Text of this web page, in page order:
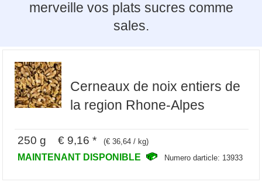
merveille vos plats sucres comme
sales.
Cerneaux de noix entiers de
la region Rhone-Alpes
250 g € 9,16 * (€ 36,64 / kg)
MAINTENANT DISPONIBLE Numero darticle: 13933